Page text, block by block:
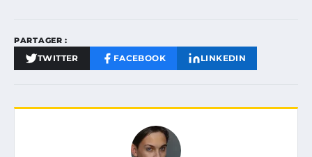
PARTAGER :
TWITTER FACEBOOK LINKEDIN